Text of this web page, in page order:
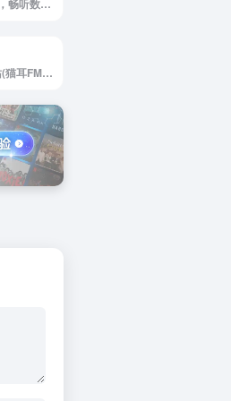
‎Apple Music官网，畅听数百万首歌曲，观看音乐视频，体验现场表演，一切尽在 Apple Music。订阅后即可在网页，App 或 Android 设备上播放。
猫耳FM官网，M站(猫耳FM)是第一家弹幕音图站，同时也是中国声优基地，在这里可以听电台，音乐，翻唱，小说和广播剧，用二次元声音连接三次元，